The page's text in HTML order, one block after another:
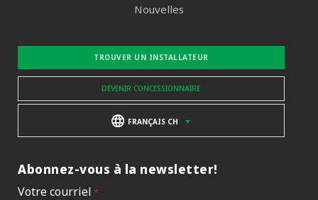
Nouvelles
TROUVER UN INSTALLATEUR
DEVENIR CONCESSIONNAIRE
FRANÇAIS CH
Abonnez-vous à la newsletter!
Votre courriel *